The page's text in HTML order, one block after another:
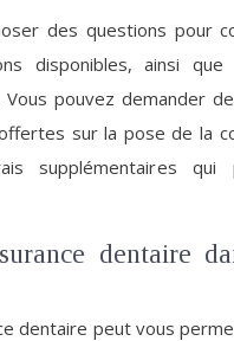
des questions pour
disponibles, ainsi que
Vous pouvez demander
sur la pose de la
supplémentaires qui
dentaire
dentaire peut vous